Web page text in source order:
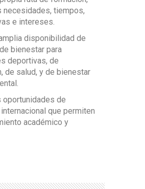
necesidades, tiempos,
e intereses.
disponibilidad de
bienestar para
deportivas, de
de salud, y de bienestar
oportunidades de
que permiten
académico y